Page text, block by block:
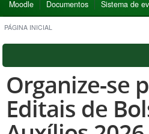
Moodle
Documentos Sistema de
PÁGINA INICIAL
Organize-se
Editais de